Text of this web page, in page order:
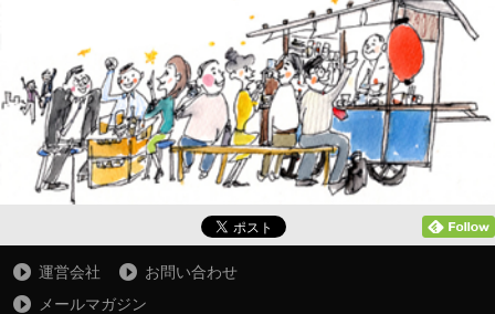
運営会社
お問い合わせ
メールマガジン